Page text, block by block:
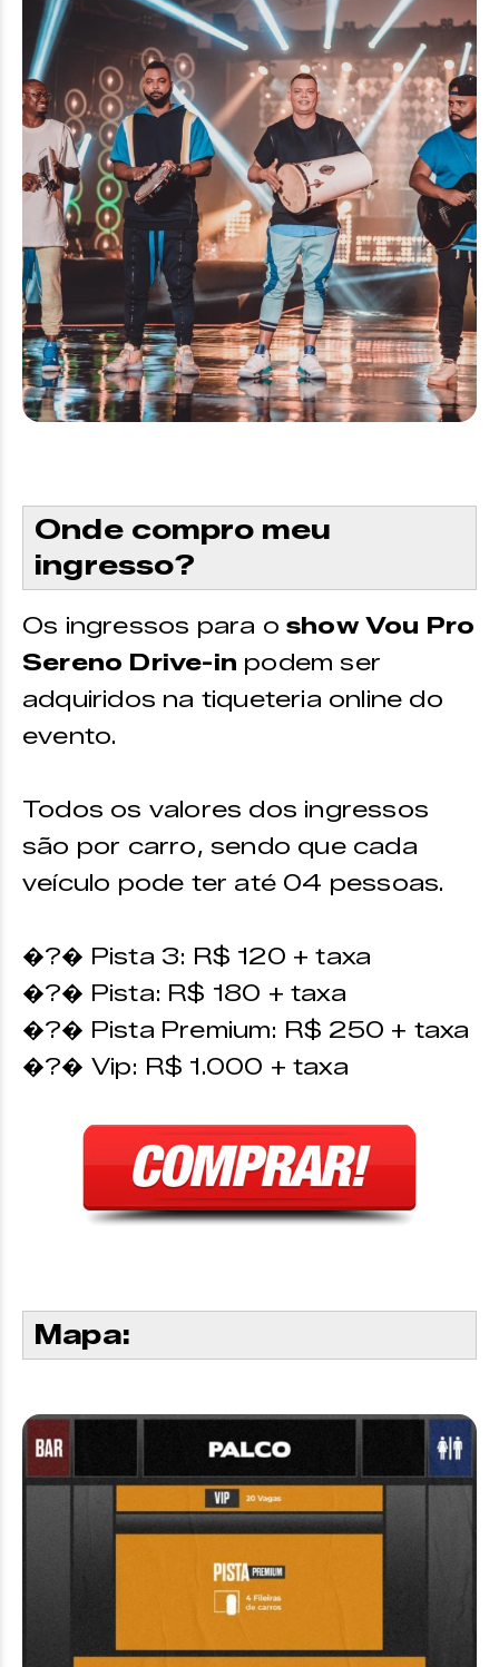
Onde compro meu
ingresso?
Os ingressos para o show Vou Pro
Sereno Drive-in podem ser
adquiridos na tiqueteria online do
evento.
Todos os valores dos ingressos
são por carro, sendo que cada
veículo pode ter até 04 pessoas.
�?� Pista 3: R$ 120 + taxa
�?� Pista: R$ 180 + taxa
�?� Pista Premium: R$ 250 + taxa
�?� Vip: R$ 1.000 + taxa
Mapa: